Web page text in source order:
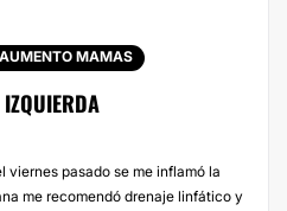
AUMENTO MAMAS
viernes pasado se me inflamó la
me recomendó drenaje linfático y